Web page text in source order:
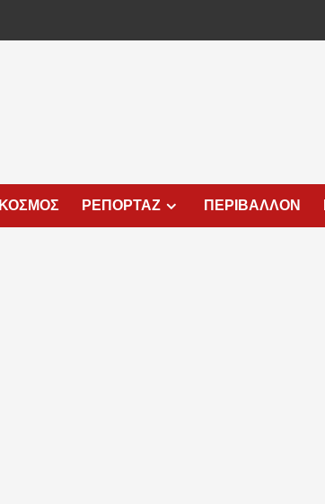
ΚΟΣΜΟΣ ΡΕΠΟΡΤΑΖ ΠΕΡΙΒΑΛΛΟΝ